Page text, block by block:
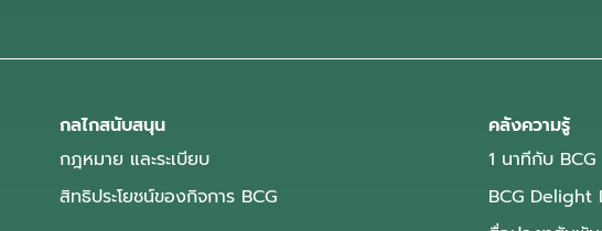
กลไกสนับสนุน
กฎหมาย และระเบียบ
สิทธิประโยชน์ของกิจการ BCG
คลังความรู้
1 นาทีกับ BCG
BCG